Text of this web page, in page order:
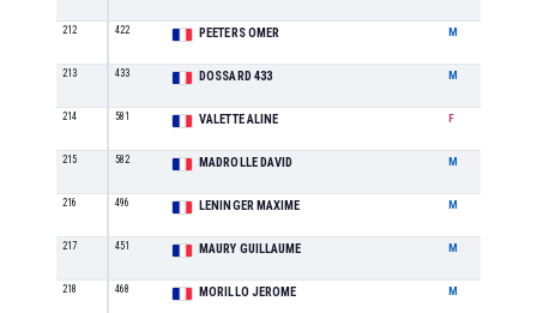
212 422 PEETERS OMER M
213 433 DOSSARD 433 M
214 581 VALETTE ALINE F
215 582 MADROLLE DAVID M
216 496 LENINGER MAXIME M
217 451 MAURY GUILLAUME M
218 468 MORILLO JEROME M